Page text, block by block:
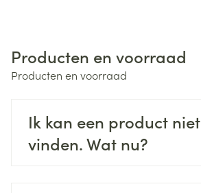
Producten en voorraad
Producten en voorraad
Ik kan een product niet
vinden. Wat nu?